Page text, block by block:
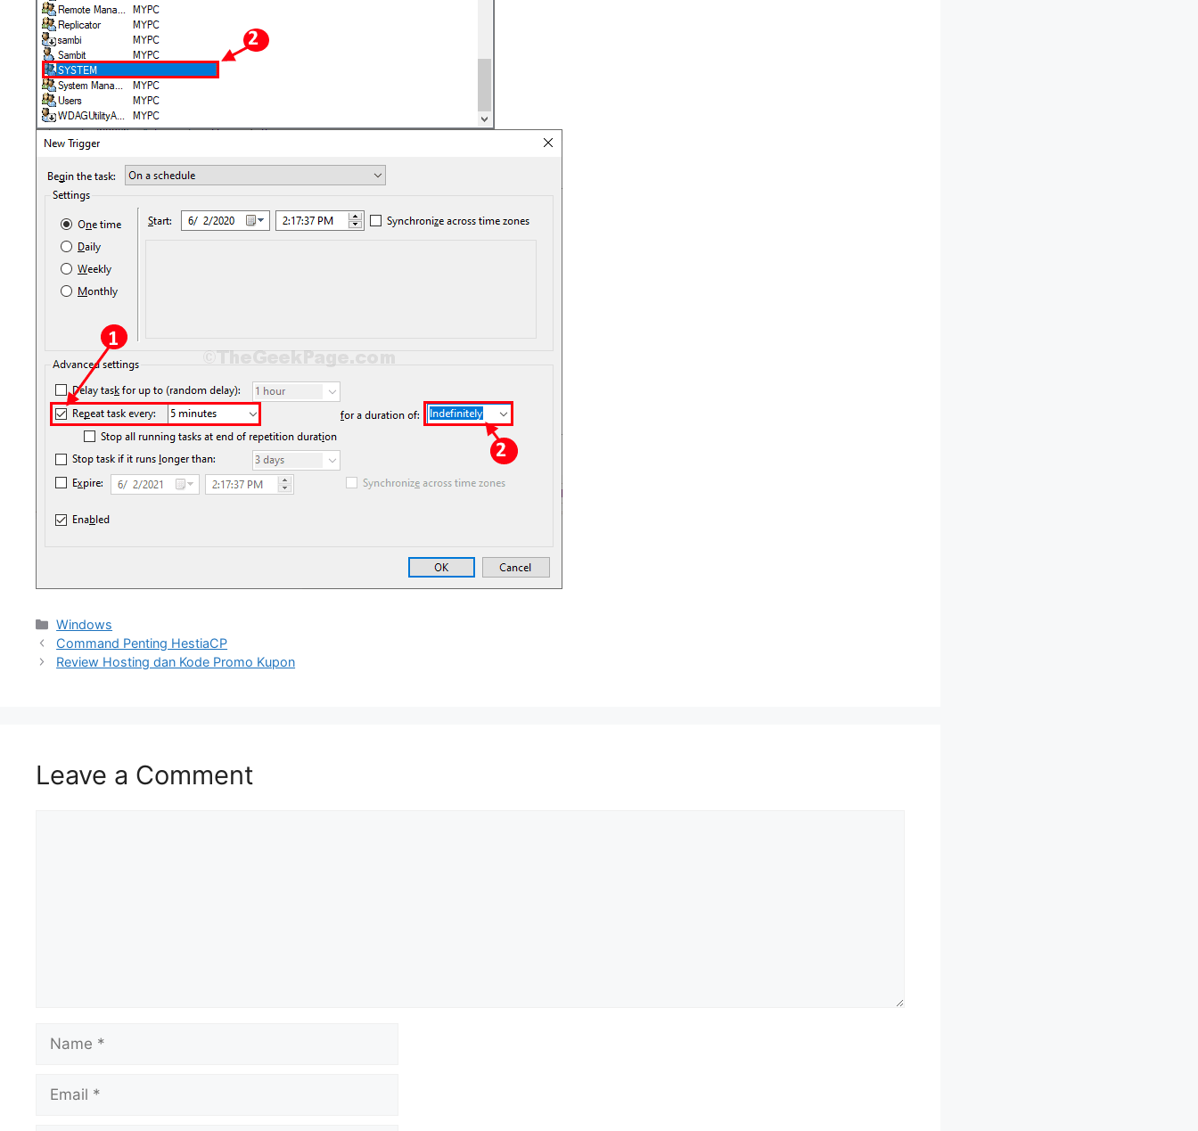
Categories
Windows
Command Penting HestiaCP
Review Hosting dan Kode Promo Kupon
Leave a Comment
Name
Email